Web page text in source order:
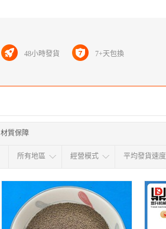
材質保障
所有地區 經營模式 平均發貨速度
48小時發貨 7+天包換